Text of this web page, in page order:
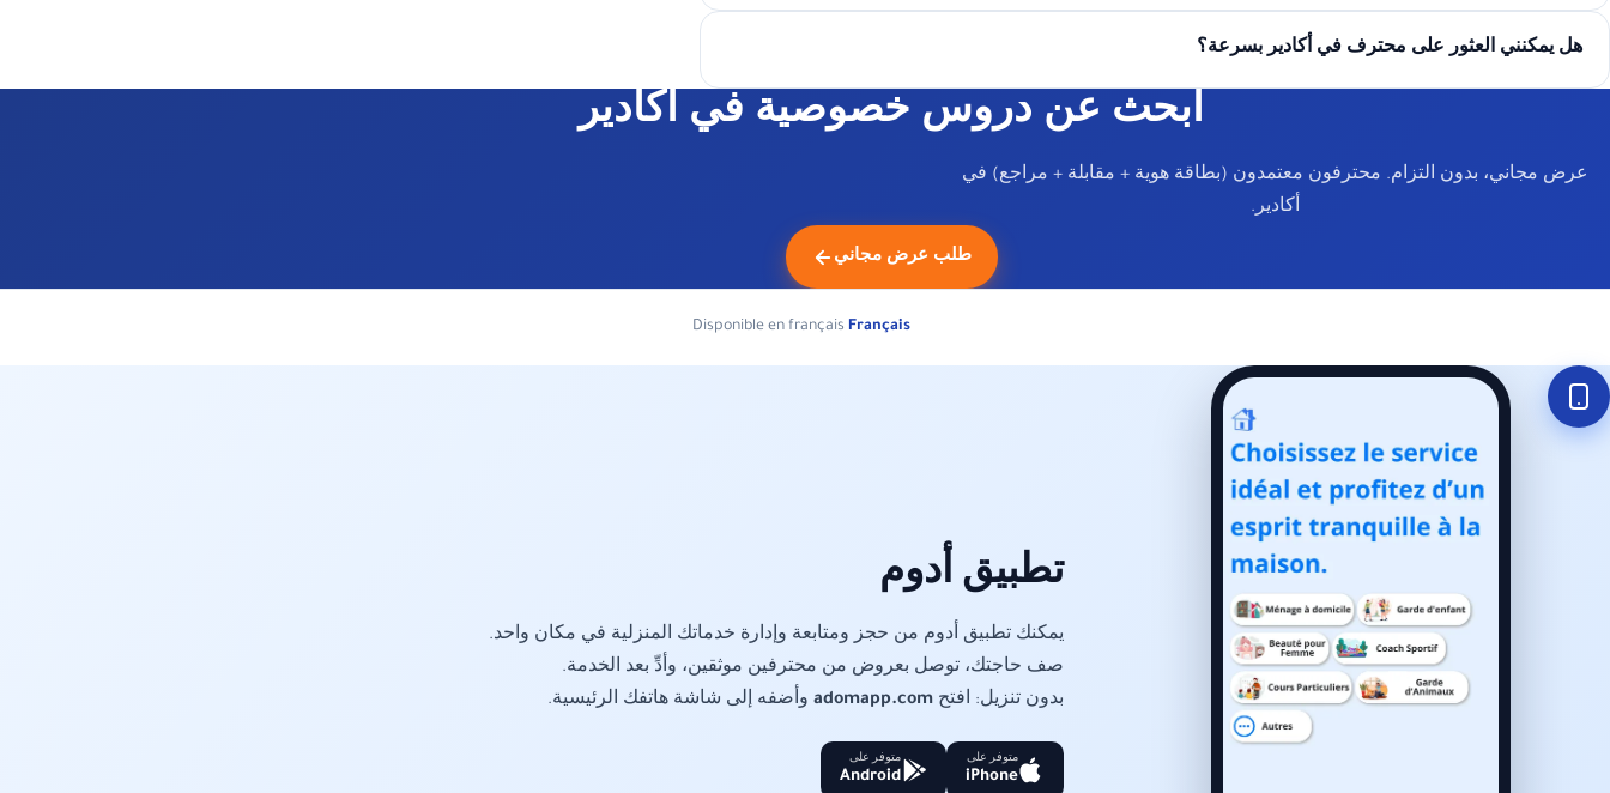
هل يمكنني العثور على محترف في أكادير بسرعة؟
ابحث عن دروس خصوصية في أكادير
عرض مجاني، بدون التزام. محترفون معتمدون (بطاقة هوية + مقابلة + مراجع) في
أكادير.
طلب عرض مجاني
Disponible en français Français
تطبيق أدوم
يمكنك تطبيق أدوم من حجز ومتابعة وإدارة خدماتك المنزلية في مكان واحد.
صف حاجتك، توصل بعروض من محترفين موثقين، وأدِّ بعد الخدمة.
بدون تنزيل: افتح adomapp.com وأضفه إلى شاشة هاتفك الرئيسية.
متوفر على
iPhone
متوفر على
Android